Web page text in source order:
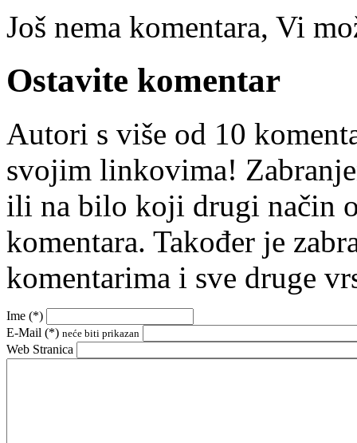
Još nema komentara, Vi
Ostavite komentar
Autori s više od 10
svojim linkovima!
ili na bilo koji drugi način
komentara. Također je
komentarima i sve druge
Ime (*)
E-Mail (*) neće biti prikazan
Web Stranica